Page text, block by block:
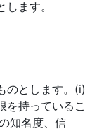
ます。
のとします。(i)
を持っているこ
知名度、信